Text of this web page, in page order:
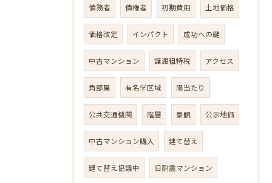
債務者 債権者 初期費用 土地価格
価格改定 インパクト 成功への鍵
中古マンション 譲渡租特税 アクセス
角部屋 有名学区域 陽当たり
公共交通機関 階層 景観 公示地価
中古マンション購入 建て替え
建て替え協議中 旧耐震マンション